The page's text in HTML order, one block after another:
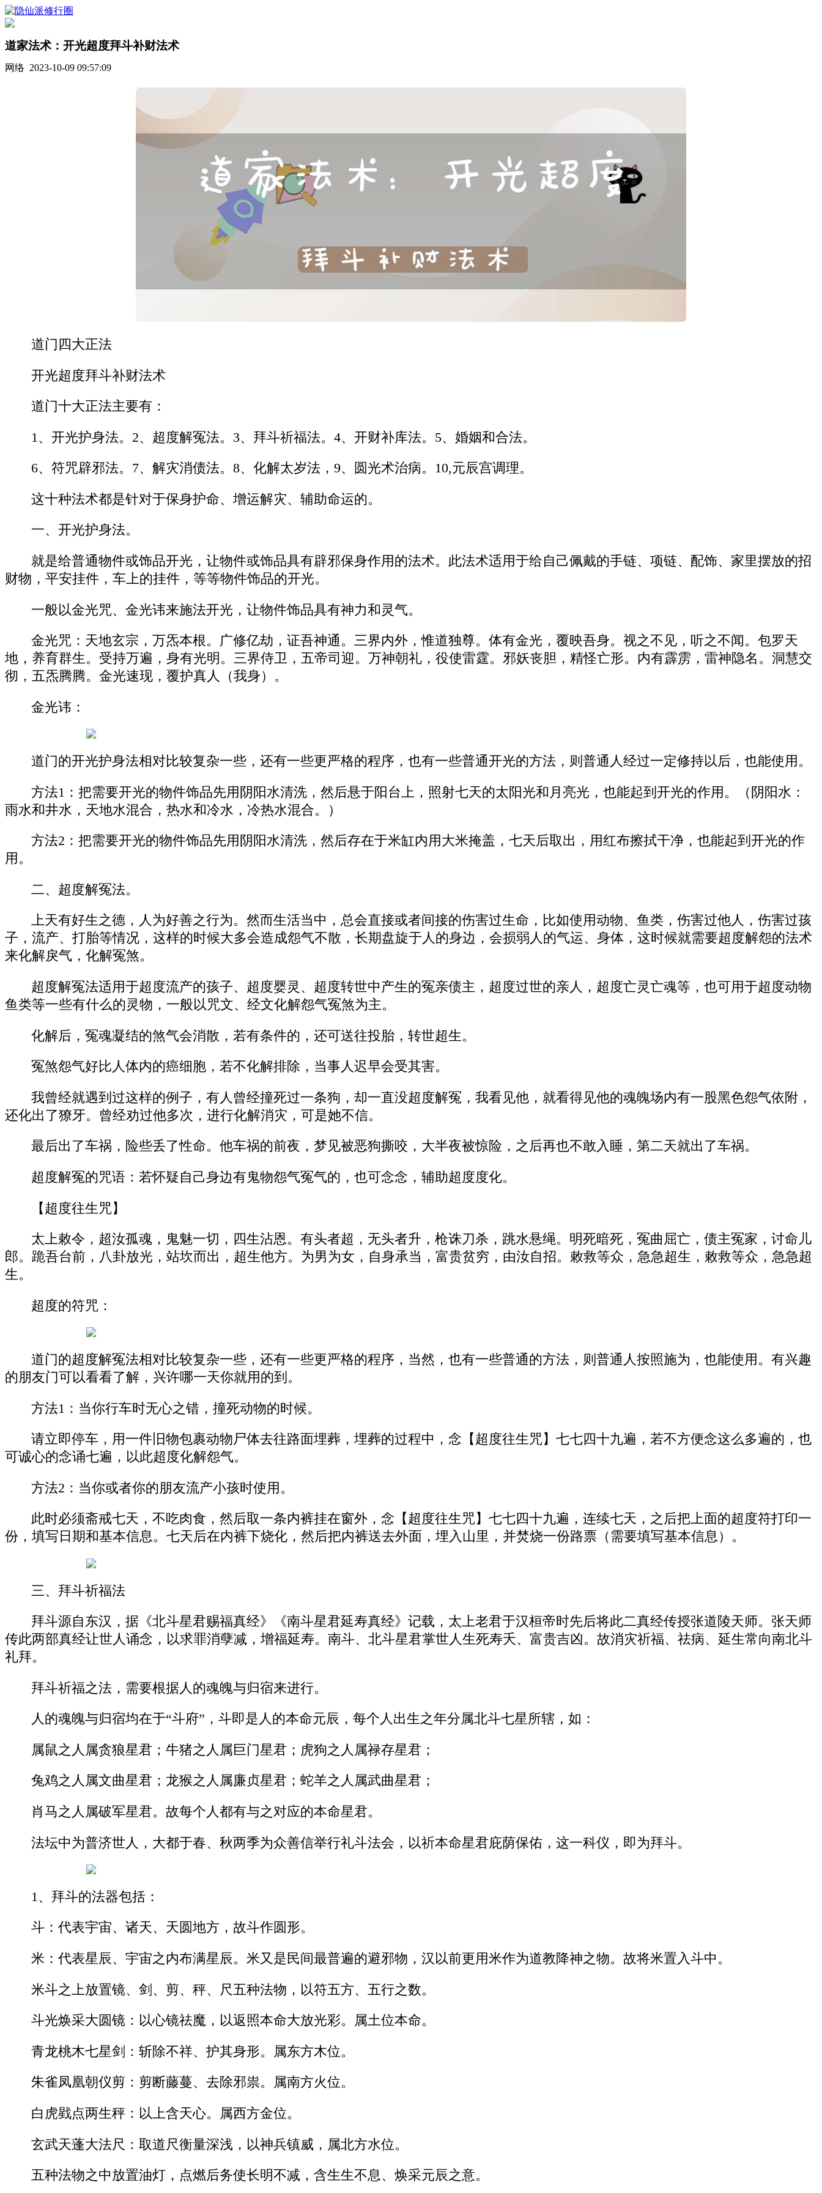
道家法术：开光超度拜斗补财法术
网络 2023-10-09 09:57:09
道门四大正法
开光超度拜斗补财法术
道门十大正法主要有：
1、开光护身法。2、超度解冤法。3、拜斗祈福法。4、开财补库法。5、婚姻和合法。
6、符咒辟邪法。7、解灾消债法。8、化解太岁法，9、圆光术治病。10,元辰宫调理。
这十种法术都是针对于保身护命、增运解灾、辅助命运的。
一、开光护身法。
就是给普通物件或饰品开光，让物件或饰品具有辟邪保身作用的法术。此法术适用于给自己佩戴的手链、项链、配饰、家里摆放的招
财物，平安挂件，车上的挂件，等等物件饰品的开光。
一般以金光咒、金光讳来施法开光，让物件饰品具有神力和灵气。
金光咒：天地玄宗，万炁本根。广修亿劫，证吾神通。三界内外，惟道独尊。体有金光，覆映吾身。视之不见，听之不闻。包罗天
地，养育群生。受持万遍，身有光明。三界侍卫，五帝司迎。万神朝礼，役使雷霆。邪妖丧胆，精怪亡形。内有霹雳，雷神隐名。洞慧交
彻，五炁腾腾。金光速现，覆护真人（我身）。
金光讳：
道门的开光护身法相对比较复杂一些，还有一些更严格的程序，也有一些普通开光的方法，则普通人经过一定修持以后，也能使用。
方法1：把需要开光的物件饰品先用阴阳水清洗，然后悬于阳台上，照射七天的太阳光和月亮光，也能起到开光的作用。（阴阳水：
雨水和井水，天地水混合，热水和冷水，冷热水混合。）
方法2：把需要开光的物件饰品先用阴阳水清洗，然后存在于米缸内用大米掩盖，七天后取出，用红布擦拭干净，也能起到开光的作
用。
二、超度解冤法。
上天有好生之德，人为好善之行为。然而生活当中，总会直接或者间接的伤害过生命，比如使用动物、鱼类，伤害过他人，伤害过孩
子，流产、打胎等情况，这样的时候大多会造成怨气不散，长期盘旋于人的身边，会损弱人的气运、身体，这时候就需要超度解怨的法术
来化解戾气，化解冤煞。
超度解冤法适用于超度流产的孩子、超度婴灵、超度转世中产生的冤亲债主，超度过世的亲人，超度亡灵亡魂等，也可用于超度动物
鱼类等一些有什么的灵物，一般以咒文、经文化解怨气冤煞为主。
化解后，冤魂凝结的煞气会消散，若有条件的，还可送往投胎，转世超生。
冤煞怨气好比人体内的癌细胞，若不化解排除，当事人迟早会受其害。
我曾经就遇到过这样的例子，有人曾经撞死过一条狗，却一直没超度解冤，我看见他，就看得见他的魂魄场内有一股黑色怨气依附，
还化出了獠牙。曾经劝过他多次，进行化解消灾，可是她不信。
最后出了车祸，险些丢了性命。他车祸的前夜，梦见被恶狗撕咬，大半夜被惊险，之后再也不敢入睡，第二天就出了车祸。
超度解冤的咒语：若怀疑自己身边有鬼物怨气冤气的，也可念念，辅助超度度化。
【超度往生咒】
太上敕令，超汝孤魂，鬼魅一切，四生沾恩。有头者超，无头者升，枪诛刀杀，跳水悬绳。明死暗死，冤曲屈亡，债主冤家，讨命儿
郎。跪吾台前，八卦放光，站坎而出，超生他方。为男为女，自身承当，富贵贫穷，由汝自招。敕救等众，急急超生，敕救等众，急急超
生。
超度的符咒：
道门的超度解冤法相对比较复杂一些，还有一些更严格的程序，当然，也有一些普通的方法，则普通人按照施为，也能使用。有兴趣
的朋友门可以看看了解，兴许哪一天你就用的到。
方法1：当你行车时无心之错，撞死动物的时候。
请立即停车，用一件旧物包裹动物尸体去往路面埋葬，埋葬的过程中，念【超度往生咒】七七四十九遍，若不方便念这么多遍的，也
可诚心的念诵七遍，以此超度化解怨气。
方法2：当你或者你的朋友流产小孩时使用。
此时必须斋戒七天，不吃肉食，然后取一条内裤挂在窗外，念【超度往生咒】七七四十九遍，连续七天，之后把上面的超度符打印一
份，填写日期和基本信息。七天后在内裤下烧化，然后把内裤送去外面，埋入山里，并焚烧一份路票（需要填写基本信息）。
三、拜斗祈福法
拜斗源自东汉，据《北斗星君赐福真经》《南斗星君延寿真经》记载，太上老君于汉桓帝时先后将此二真经传授张道陵天师。张天师
传此两部真经让世人诵念，以求罪消孽减，增福延寿。南斗、北斗星君掌世人生死寿夭、富贵吉凶。故消灾祈福、祛病、延生常向南北斗
礼拜。
拜斗祈福之法，需要根据人的魂魄与归宿来进行。
人的魂魄与归宿均在于“斗府”，斗即是人的本命元辰，每个人出生之年分属北斗七星所辖，如：
属鼠之人属贪狼星君；牛猪之人属巨门星君；虎狗之人属禄存星君；
兔鸡之人属文曲星君；龙猴之人属廉贞星君；蛇羊之人属武曲星君；
肖马之人属破军星君。故每个人都有与之对应的本命星君。
法坛中为普济世人，大都于春、秋两季为众善信举行礼斗法会，以祈本命星君庇荫保佑，这一科仪，即为拜斗。
1、拜斗的法器包括：
斗：代表宇宙、诸天、天圆地方，故斗作圆形。
米：代表星辰、宇宙之内布满星辰。米又是民间最普遍的避邪物，汉以前更用米作为道教降神之物。故将米置入斗中。
米斗之上放置镜、剑、剪、秤、尺五种法物，以符五方、五行之数。
斗光焕采大圆镜：以心镜祛魔，以返照本命大放光彩。属土位本命。
青龙桃木七星剑：斩除不祥、护其身形。属东方木位。
朱雀凤凰朝仪剪：剪断藤蔓、去除邪祟。属南方火位。
白虎戥点两生秤：以上含天心。属西方金位。
玄武天蓬大法尺：取道尺衡量深浅，以神兵镇威，属北方水位。
五种法物之中放置油灯，点燃后务使长明不减，含生生不息、焕采元辰之意。